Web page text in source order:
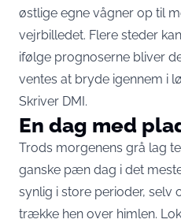
østlige egne vågner op til
vejrbilledet. Flere steder
ifølge prognoserne bliver
ventes at bryde igennem i
Skriver DMI .
En dag med
Trods morgenens grå lag
ganske pæn dag i det
synlig i store perioder, selv
trække hen over himlen.